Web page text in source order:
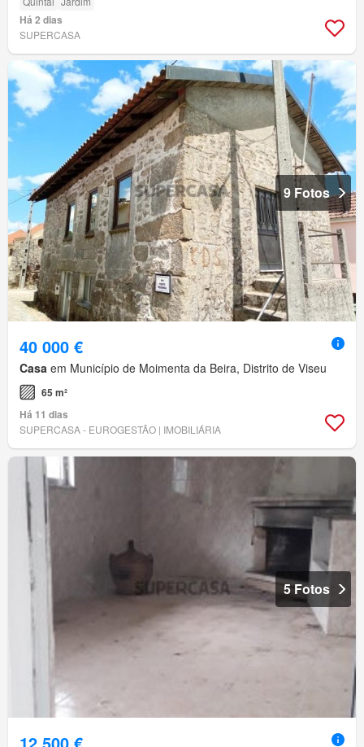
Há 2 dias
SUPERCASA
9 Fotos
40 000 €
Casa em Município de Moimenta da Beira, Distrito de Viseu
65 m²
Há 11 dias
SUPERCASA - EUROGESTÃO | IMOBILIÁRIA
5 Fotos